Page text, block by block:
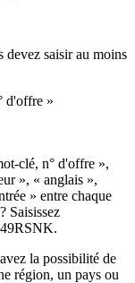
devez saisir au moins
d'offre »
clé, n° d'offre »,
», « anglais »,
» entre chaque
Saisissez
la possibilité de
région, un pays ou